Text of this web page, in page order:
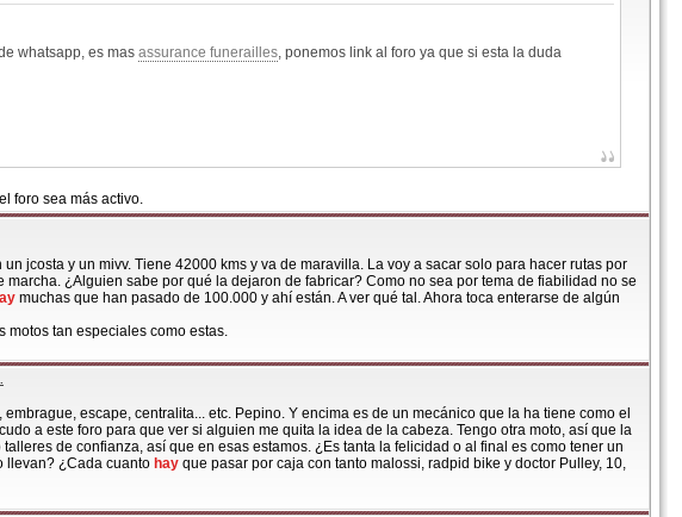
whatsapp, es mas assurance funerailles, ponemos link al foro ya que si esta la duda
foro sea más activo.
jcosta y un mivv. Tiene 42000 kms y va de maravilla. La voy a sacar solo para hacer rutas por
¿Alguien sabe por qué la dejaron de fabricar? Como no sea por tema de fiabilidad no se
muchas que han pasado de 100.000 y ahí están. A ver qué tal. Ahora toca enterarse de algún
motos tan especiales como estas.
escape, centralita... etc. Pepino. Y encima es de un mecánico que la ha tiene como el
a este foro para que ver si alguien me quita la idea de la cabeza. Tengo otra moto, así que la
de confianza, así que en esas estamos. ¿Es tanta la felicidad o al final es como tener un
llevan? ¿Cada cuanto hay que pasar por caja con tanto malossi, radpid bike y doctor Pulley, 10,